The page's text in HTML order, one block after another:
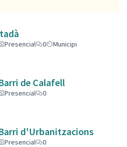
Presencial 0 Municipi
de Calafell
Presencial 0
d'Urbanitzacions
Presencial 0